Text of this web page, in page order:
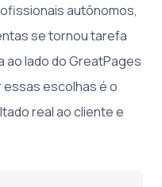
autônomos,
se tornou tarefa
lado do GreatPages
escolhas é o
real ao cliente e